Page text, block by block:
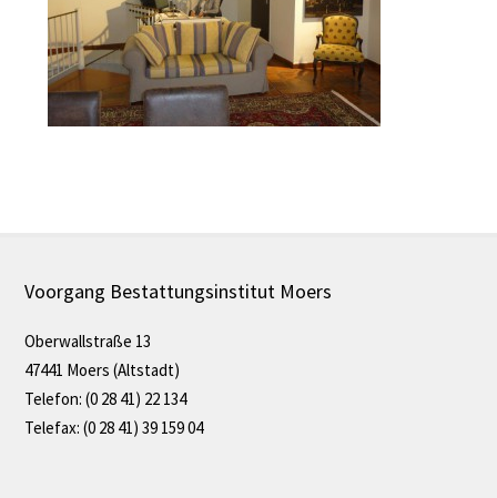
Voorgang Bestattungsinstitut Moers
Oberwallstraße 13
47441 Moers (Altstadt)
Telefon: (0 28 41) 22 134
Telefax: (0 28 41) 39 159 04